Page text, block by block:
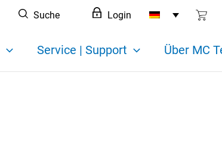
Suche Login
Service | Support Über MC